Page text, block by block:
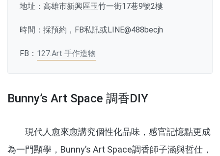
地址：高雄市新興區玉竹一街17巷9號2樓
時間：採預約，FB私訊或LINE@488becjh
FB： 127.Art 手作造物
Bunny’s Art Space 調香DIY
現代人愈來愈講究個性化品味，感官記憶點更成
為一門顯學，Bunny’s Art Space調香師子涵與哲仕，